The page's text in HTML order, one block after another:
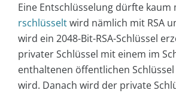
Eine Entschlüsselung dürfte kaum
rschlüsseltwird nämlich mit RSA
wird ein 2048-Bit-RSA-Schlüssel
privater Schlüssel mit einem im
enthaltenen öffentlichen
wird. Danach wird der private